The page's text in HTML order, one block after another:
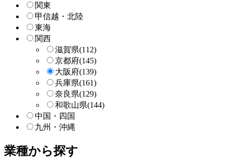
関東
甲信越・北陸
東海
関西
滋賀県(112)
京都府(145)
大阪府(139)
兵庫県(161)
奈良県(129)
和歌山県(144)
中国・四国
九州・沖縄
業種から探す